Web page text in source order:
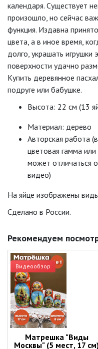
календаря. Существует
произошло, но сейчас
функция. Издавна
цвета, а в иное время,
долго, украшать
поверхности удачно
Купить деревянное
подруге или бабушке.
Высота: 22 см (13
Материал: дерево
Авторская работа
цветовая гамма
может отличаться
видео)
На яйце изображены
Сделано в России.
Рекомендуем
Видеообзор
Матрешка "Виды
Москвы" (5 мест, 17